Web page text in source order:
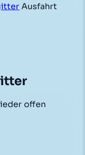
Ausfahrt
offen